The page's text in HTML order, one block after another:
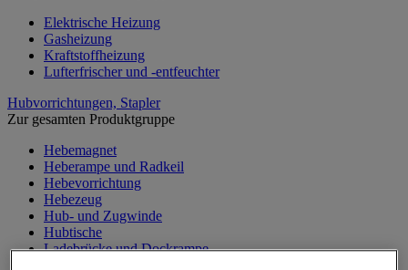
Elektrische Heizung
Gasheizung
Kraftstoffheizung
Lufterfrischer und -entfeuchter
Hubvorrichtungen, Stapler
Zur gesamten Produktgruppe
Hebemagnet
Heberampe und Radkeil
Hebevorrichtung
Hebezeug
Hub- und Zugwinde
Hubtische
Ladebrücke und Dockrampe